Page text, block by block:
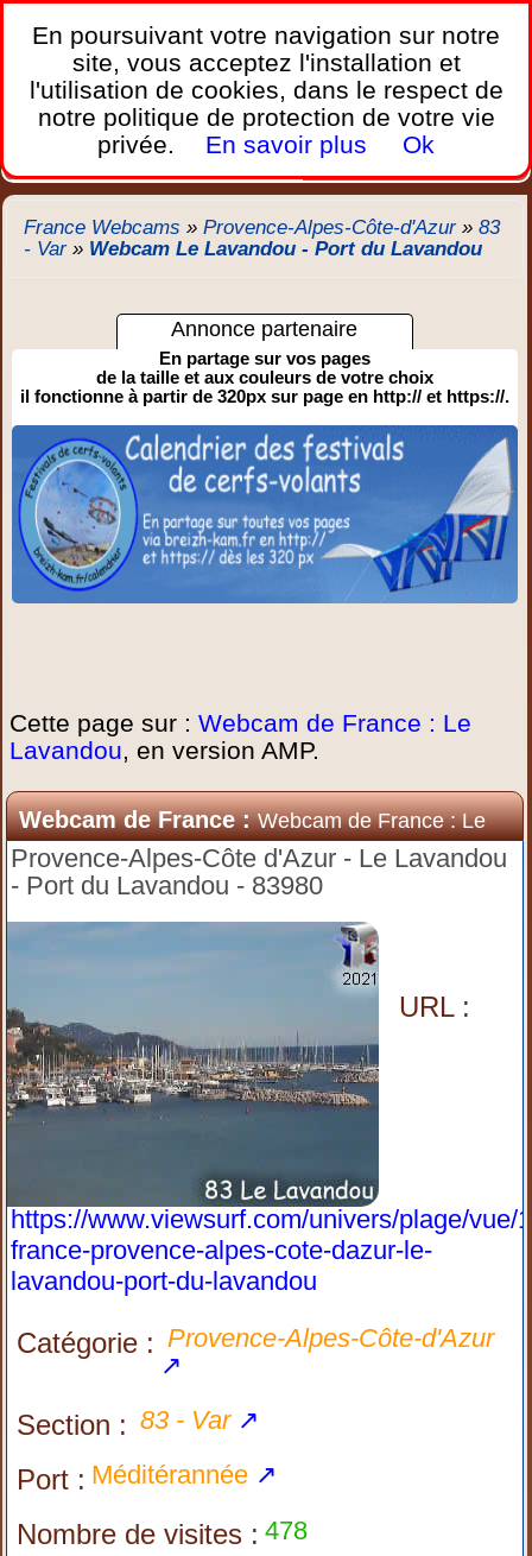
France Webcams,
Les webcams sur mobiles, portables et PC.
Home Bretagne Corse Plages Ports Montagnes
Trafic Chercher New
France Webcams »Provence-Alpes-Côte-d'Azur»83
- Var» Webcam Le Lavandou - Port du Lavandou
Annonce partenaire
En partage sur vos pages
de la taille et aux couleurs de votre choix
il fonctionne à partir de 320px sur page en http:// et https://.
Cette page sur :Webcam de France : Le
Lavandou, en version AMP.
Webcam de France :Webcam de France : Le
Lavandou
Provence-Alpes-Côte d'Azur - Le Lavandou
- Port du Lavandou - 83980
URL :
https://www.viewsurf.com/univers/plage/vue/
france-provence-alpes-cote-dazur-le-
lavandou-port-du-lavandou
Catégorie : Provence-Alpes-Côte-d'Azur
↗
Section : 83 - Var↗
Port : Méditérannée ↗
Nombre de visites : 478
En poursuivant votre navigation sur notre
site, vous acceptez l'installation et
l'utilisation de cookies, dans le respect de
notre politique de protection de votre vie
privée.
En savoir plus Ok